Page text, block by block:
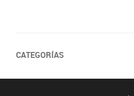
CATEGORÍAS